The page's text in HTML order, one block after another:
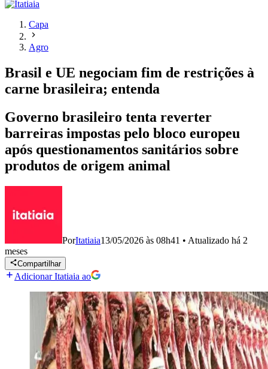
Capa
Agro
Brasil e UE negociam fim de restrições à
carne brasileira; entenda
Governo brasileiro tenta reverter
barreiras impostas pelo bloco europeu
após questionamentos sanitários sobre
produtos de origem animal
PorItatiaia13/05/2026 às 08h41 • Atualizado há 2
meses
Compartilhar
Adicionar Itatiaia ao